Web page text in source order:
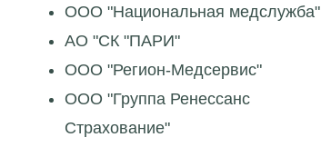
ООО "Национальная медслужба"
АО "СК "ПАРИ"
ООО "Регион-Медсервис"
ООО "Группа Ренессанс
Страхование"